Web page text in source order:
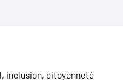
inclusion, citoyenneté